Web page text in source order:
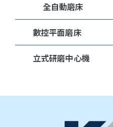
全自動磨床
數控平面磨床
立式研磨中心機